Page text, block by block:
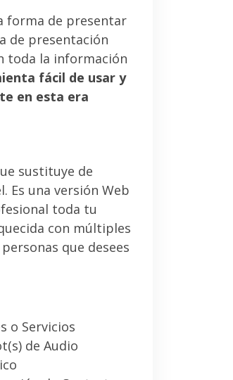
forma de presentar
de presentación
toda la información
fácil de usar y
en esta era
sustituye de
Es una versión Web
toda tu
con múltiples
que desees
o Servicios
de Audio